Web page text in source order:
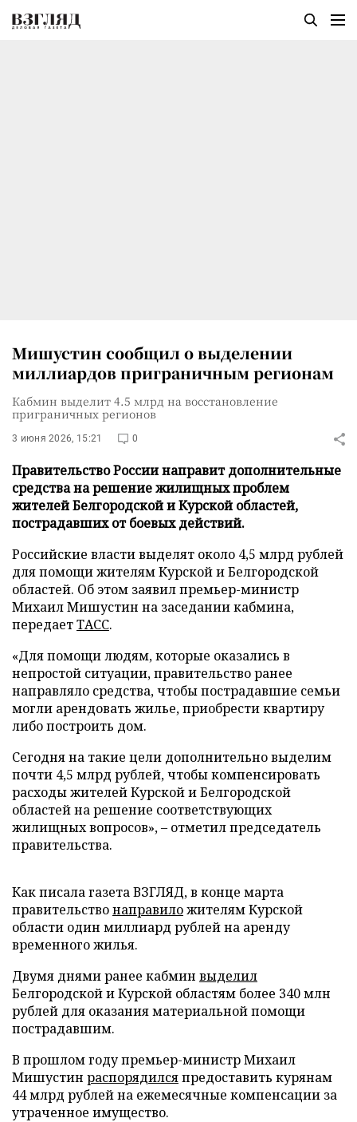
Мишустин сообщил о выделении
миллиардов приграничным регионам
Кабмин выделит 4.5 млрд на восстановление
приграничных регионов
3 июня 2026, 15:21 0
Правительство России направит дополнительные
средства на решение жилищных проблем
жителей Белгородской и Курской областей,
пострадавших от боевых действий.
Российские власти выделят около 4,5 млрд рублей
для помощи жителям Курской и Белгородской
областей. Об этом заявил премьер-министр
Михаил Мишустин на заседании кабмина,
передаетТАСС.
«Для помощи людям, которые оказались в
непростой ситуации, правительство ранее
направляло средства, чтобы пострадавшие семьи
могли арендовать жилье, приобрести квартиру
либо построить дом.
Сегодня на такие цели дополнительно выделим
почти 4,5 млрд рублей, чтобы компенсировать
расходы жителей Курской и Белгородской
областей на решение соответствующих
жилищных вопросов», – отметил председатель
правительства.
Как писала газета ВЗГЛЯД, в конце марта
правительствонаправиложителям Курской
области один миллиард рублей на аренду
временного жилья.
Двумя днями ранее кабмин выделил
Белгородской и Курской областям более 340 млн
рублей для оказания материальной помощи
пострадавшим.
В прошлом году премьер-министр Михаил
Мишустин распорядилсяпредоставить курянам
44 млрд рублей на ежемесячные компенсации за
утраченное имущество.